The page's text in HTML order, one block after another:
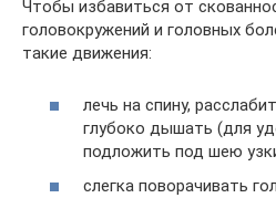
Чтобы избавиться от
головокружений и головных
такие движения:
лечь на спину,
глубоко дышать (для
подложить под шею
слегка поворачивать